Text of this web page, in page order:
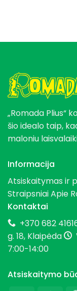
„Romada Plius“
šio idealo taip,
maloniu
Informacija
Atsiskaitymas ir
StraipsniaiApie
Kontaktai
+370 682
g. 18, Klaipėda
7:00-14:00
Atsiskaitymo